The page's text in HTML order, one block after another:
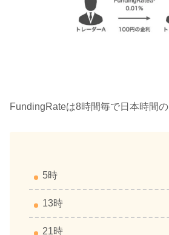
FundingRateは8時間毎で日本時間の
5時
13時
21時